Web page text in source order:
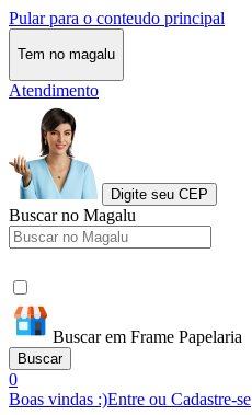
Pular para o conteudo principal
Tem no magalu
Atendimento
Digite seu CEP
Buscar no Magalu
Buscar em Frame Papelaria
Buscar
0
Boas vindas :)Entre ou Cadastre-se